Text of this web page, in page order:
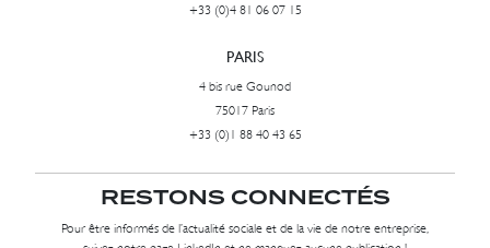
+33 (0)4 81 06 07 15
PARIS
4 bis rue Gounod
75017 Paris
+33 (0)1 88 40 43 65
RESTONS CONNECTÉS
Pour être informés de l’actualité sociale et de la vie de notre entreprise,